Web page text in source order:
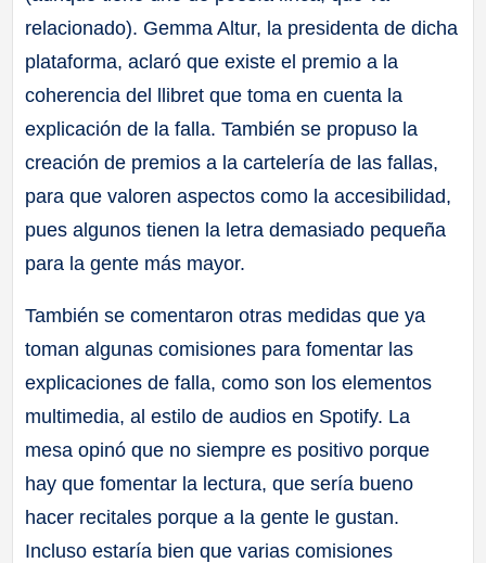
relacionado). Gemma Altur, la presidenta de dicha
plataforma, aclaró que existe el premio a la
coherencia del llibret que toma en cuenta la
explicación de la falla. También se propuso la
creación de premios a la cartelería de las fallas,
para que valoren aspectos como la accesibilidad,
pues algunos tienen la letra demasiado pequeña
para la gente más mayor.
También se comentaron otras medidas que ya
toman algunas comisiones para fomentar las
explicaciones de falla, como son los elementos
multimedia, al estilo de audios en Spotify. La
mesa opinó que no siempre es positivo porque
hay que fomentar la lectura, que sería bueno
hacer recitales porque a la gente le gustan.
Incluso estaría bien que varias comisiones